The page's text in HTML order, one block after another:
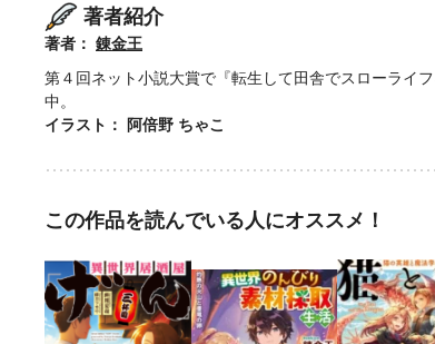
著者紹介
著者： 錬金王
第４回ネット小説大賞で『転生して田舎でスローライ
中。
イラスト： 阿倍野 ちゃこ
この作品を読んでいる人にオススメ！